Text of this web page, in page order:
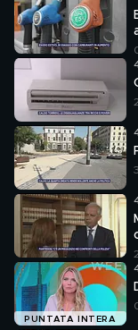
PUNTATA INTERA